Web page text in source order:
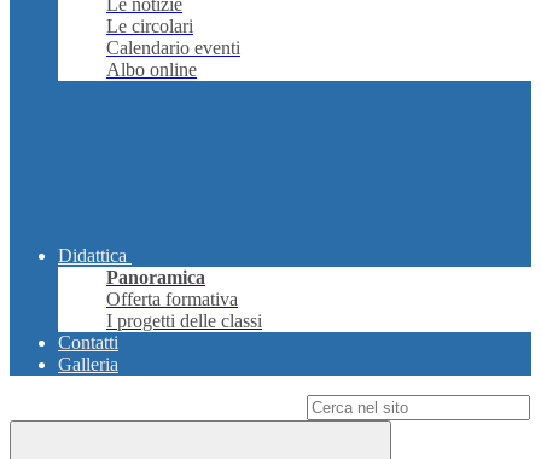
Le notizie
Le circolari
Calendario eventi
Albo online
Didattica
Panoramica
Offerta formativa
I progetti delle classi
Contatti
Galleria